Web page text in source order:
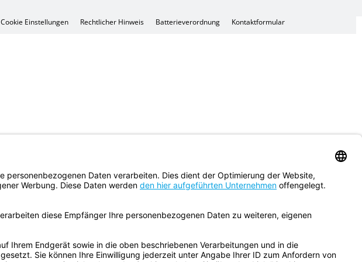
Coo­kie Ein­stel­lun­gen Recht­li­cher Hin­weis Bat­te­rie­ver­ord­nung Kon­takt­for­mu­lar